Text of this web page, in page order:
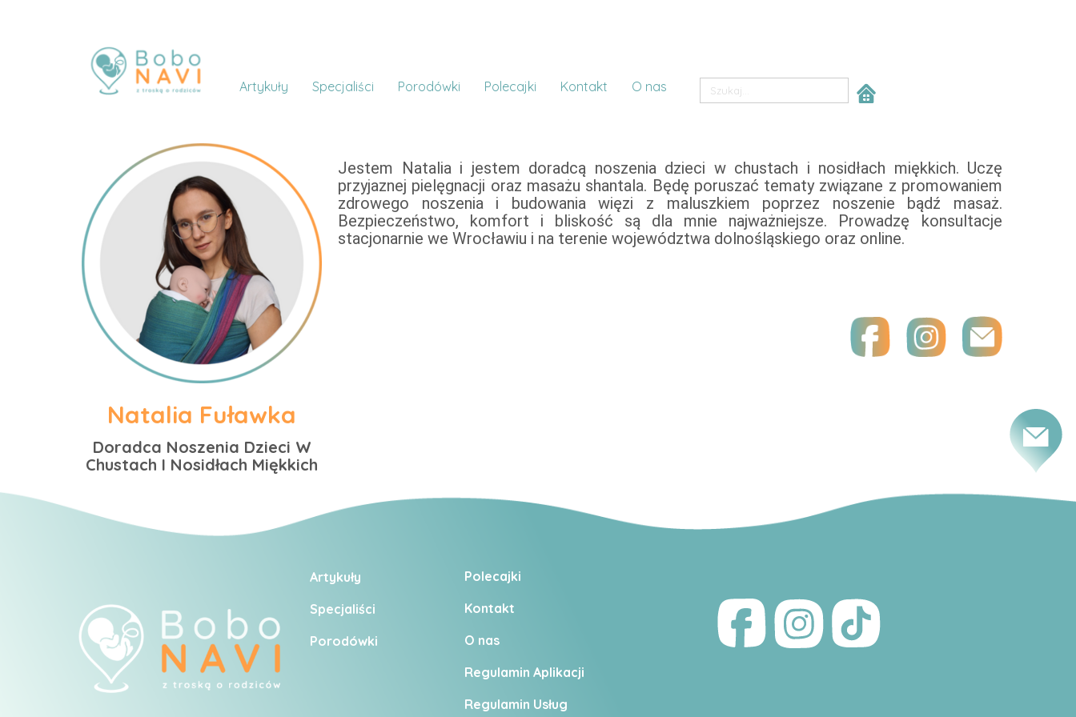
Artykuły Specjaliści Porodówki Polecajki Kontakt O nas
Natalia Fuławka
Doradca Noszenia Dzieci W
Chustach I Nosidłach Miękkich
Jestem Natalia i jestem doradcą noszenia dzieci w chustach i nosidłach miękkich. Uczę
przyjaznej pielęgnacji oraz masażu shantala. Będę poruszać tematy związane z promowaniem
zdrowego noszenia i budowania więzi z maluszkiem poprzez noszenie bądź masaż.
Bezpieczeństwo, komfort i bliskość są dla mnie najważniejsze. Prowadzę konsultacje
stacjonarnie we Wrocławiu i na terenie województwa dolnośląskiego oraz online.
Artykuły
Specjaliści
Porodówki
Polecajki
Kontakt
O nas
Regulamin Aplikacji
Regulamin Usług